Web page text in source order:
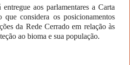
entregue aos parlamentares a Carta
que considera os posicionamentos
da Rede Cerrado em relação às
ao bioma e sua população.